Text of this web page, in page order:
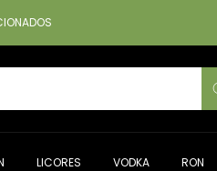
LICORES VODKA RON